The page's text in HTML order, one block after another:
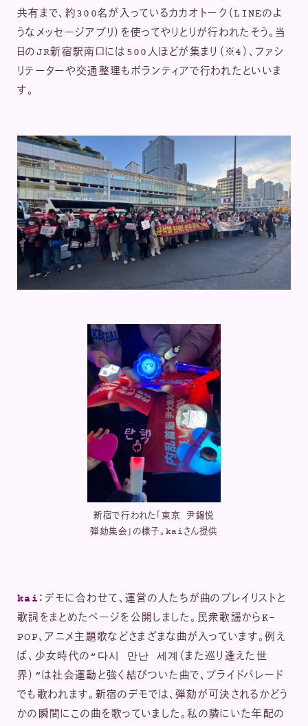
共有まで、約300名が入っているカカオトーク（LINEのよ
うなメッセージアプリ）を使ってやりとりが行われたそう。当
日のJR新宿駅南口には500人ほどが集まり（※4）、ファシ
リテーターや交通整理もボランティアで行われたといいま
す。
新宿で行われた「東京 尹錫悦
弾劾集会」の様子。kaiさん提供
kai：デモに合わせて、運営の人たちが曲のプレイリストと
歌詞をまとめたページを公開しました。民衆歌謡からK-
POP、アニメ主題歌などさまざまな曲が入っています。例え
ば、少女時代の“다시 만난 세계（また巡り逢えた世
界）”は社会運動と強く結びついた曲で、プライドパレード
でも歌われます。新宿のデモでは、弾劾が可決されるかどう
かの瞬間にこの曲を歌っていました。私の隣にいた年配の